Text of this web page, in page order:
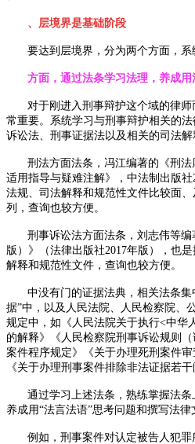
、层境界是基础阶段
要达到层境界，分为两个方面，系
方面，通过法条学习法理，养成用
对于刚进入刑事辩护这个域的律
常重要。系统学习与刑事辩护相关的
诉讼法、刑事证据法以及相关的司法解
刑法方面法条，冯江编著的《刑
适用指导与疑难注解》，中法制出版社
法规、司法解释和规范性文件比较面
列，查询也较方便。
刑事诉讼法方面法条，刘志伟等
版）》（法律出版社2017年版），也
解释和规范性文件，查询也较方便。
中没有门的证据法典，相关法条
据”中，以及人民法院、人民检察院、
规定中，如《人民法院关于执行<中华
的解释》《人民检察院刑事诉讼规则
案件程序规定》《关于办理死刑案件审
《关于办理刑事案件排除非法证据若干
通过学习上述法条，熟练掌握法条
养成用“法言法语”思考问题和撰写法律
例如，刑事案件对认定被告人犯